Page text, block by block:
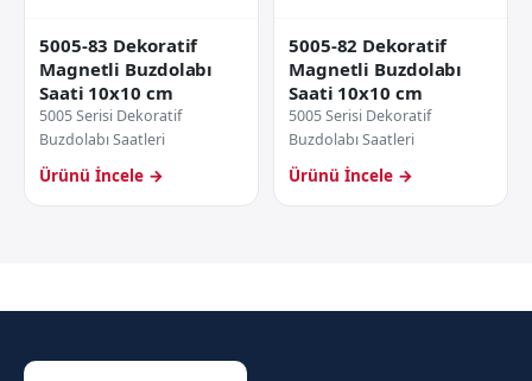
5005-83 Dekoratif
Magnetli Buzdolabı
Saati 10x10 cm
5005 Serisi Dekoratif
Buzdolabı Saatleri
Ürünü İncele →
5005-82 Dekoratif
Magnetli Buzdolabı
Saati 10x10 cm
5005 Serisi Dekoratif
Buzdolabı Saatleri
Ürünü İncele →